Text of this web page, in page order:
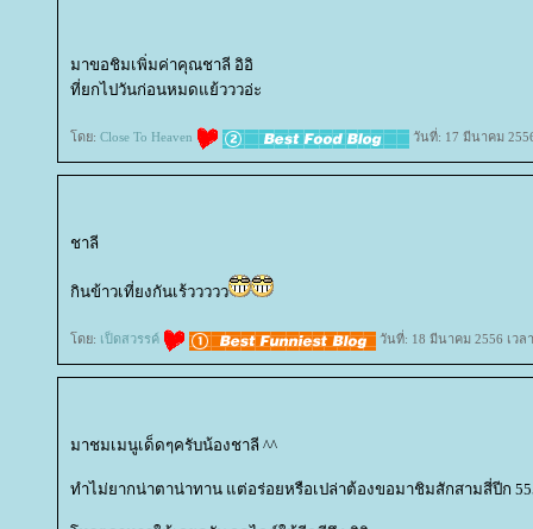
มาขอชิมเพิ่มค่าคุณชาลี อิอิ
ที่ยกไปวันก่อนหมดแย้วววอ่ะ
ดย: Close To Heaven วันที่: 17 มีนาคม
ชาลี
กินข้าวเที่ยงกันเร้ววววว
ดย: เป็ดสวรรค์ วันที่: 18 มีนาคม 2556 เวล
มาชมเมนูเด็ดๆครับน้องชาลี ^^
ทำไม่ยากน่าตาน่าทาน แต่อร่อยหรือเปล่าต้องขอมาชิมสักสามสี่ปีก